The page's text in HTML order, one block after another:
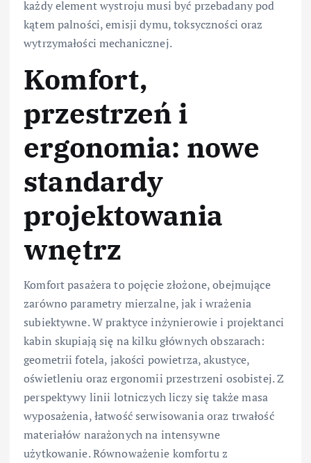
każdy element wystroju musi być przebadany pod
kątem palności, emisji dymu, toksyczności oraz
wytrzymałości mechanicznej.
Komfort,
przestrzeń i
ergonomia: nowe
standardy
projektowania
wnętrz
Komfort pasażera to pojęcie złożone, obejmujące
zarówno parametry mierzalne, jak i wrażenia
subiektywne. W praktyce inżynierowie i projektanci
kabin skupiają się na kilku głównych obszarach:
geometrii fotela, jakości powietrza, akustyce,
oświetleniu oraz ergonomii przestrzeni osobistej. Z
perspektywy linii lotniczych liczy się także masa
wyposażenia, łatwość serwisowania oraz trwałość
materiałów narażonych na intensywne
użytkowanie. Równoważenie komfortu z